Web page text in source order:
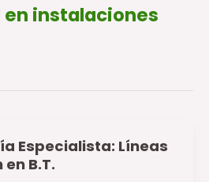
instalaciones
Especialista: Líneas
B.T.